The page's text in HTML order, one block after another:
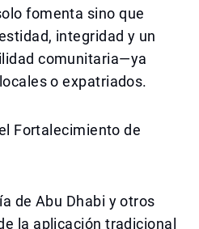
fomenta sino que
integridad y un
comunitaria—ya
o expatriados.
Fortalecimiento de
de Abu Dhabi y otros
la aplicación tradicional